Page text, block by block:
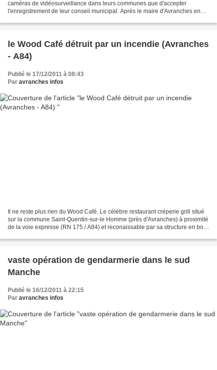
caméras de vidéosurveillance dans leurs communes que d'accepter
l'enregistrement de leur conseil municipal. Après le maire d'Avranches en
le Wood Café détruit par un incendie (Avranches
- A84)
Publié le 17/12/2011 à 08:43
Par avranches infos
Il ne reste plus rien du Wood Café. Le célèbre restaurant créperie grill situé
sur la commune Saint-Quentin-sur-le Homme (près d'Avranches) à proximité
de la voie expresse (RN 175 / A84) et reconaissable par sa structure en bois
vaste opération de gendarmerie dans le sud
Manche
Publié le 16/12/2011 à 22:15
Par avranches infos